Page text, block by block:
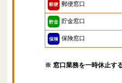
郵便窓口
貯金窓口
保険窓口
※ 窓口業務を一時休止す